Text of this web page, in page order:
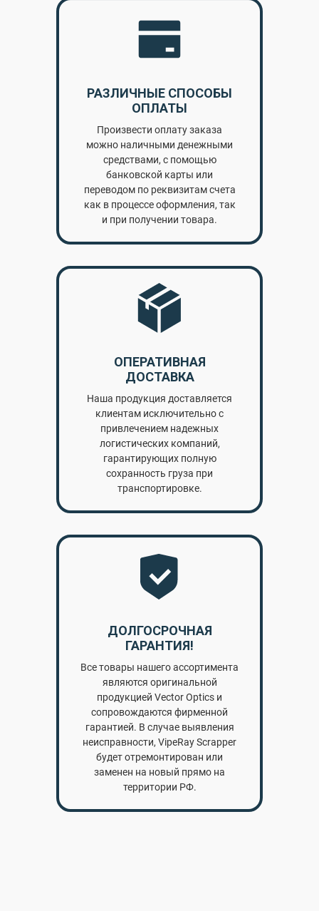
РАЗЛИЧНЫЕ СПОСОБЫ
ОПЛАТЫ
Произвести оплату заказа
можно наличными денежными
средствами, с помощью
банковской карты или
переводом по реквизитам счета
как в процессе оформления, так
и при получении товара.
ОПЕРАТИВНАЯ
ДОСТАВКА
Наша продукция доставляется
клиентам исключительно с
привлечением надежных
логистических компаний,
гарантирующих полную
сохранность груза при
транспортировке.
ДОЛГОСРОЧНАЯ
ГАРАНТИЯ!
Все товары нашего ассортимента
являются оригинальной
продукцией Vector Optics и
сопровождаются фирменной
гарантией. В случае выявления
неисправности, VipeRay Scrapper
будет отремонтирован или
заменен на новый прямо на
территории РФ.